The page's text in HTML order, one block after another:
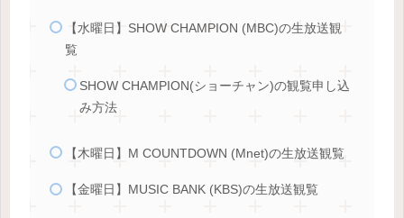
【水曜日】SHOW CHAMPION (MBC)の生放送観
覧
SHOW CHAMPION(ショーチャン)の観覧申し込
み方法
【木曜日】M COUNTDOWN (Mnet)の生放送観覧
【金曜日】MUSIC BANK (KBS)の生放送観覧